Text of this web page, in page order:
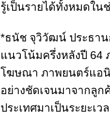
รู้เป็นรายได้ทั้งหมดใน
*ธนัช จุวิวัฒน์ ประธาน
แนวโน้มครึ่งหลังปี 64
โฆษณา ภาพยนตร์แอนิ
อย่างชัดเจนมาจากลูก
ประเทศมาเป็นระยะเ